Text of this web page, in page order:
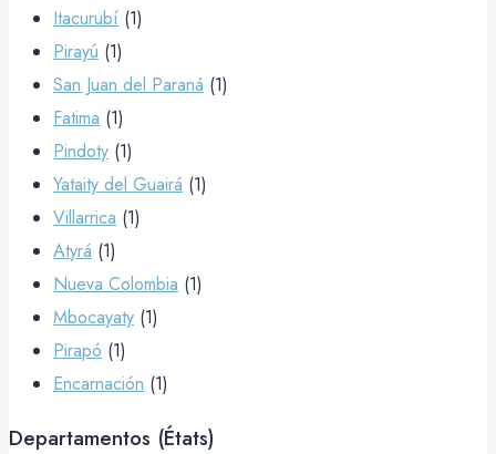
Itacurubí (1)
Pirayú (1)
San Juan del Paraná (1)
Fatima (1)
Pindoty (1)
Yataity del Guairá (1)
Villarrica (1)
Atyrá (1)
Nueva Colombia (1)
Mbocayaty (1)
Pirapó (1)
Encarnación (1)
Departamentos (États)